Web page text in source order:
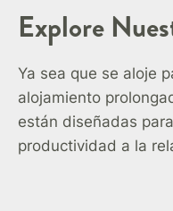
Explore
Ya sea que se aloje
alojamiento
están diseñadas
productividad a la